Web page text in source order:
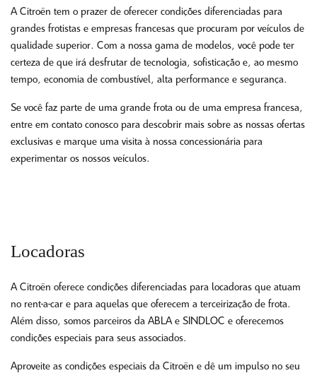
A Citroën tem o prazer de oferecer condições diferenciadas para
grandes frotistas e empresas francesas que procuram por veículos de
qualidade superior. Com a nossa gama de modelos, você pode ter
certeza de que irá desfrutar de tecnologia, sofisticação e, ao mesmo
tempo, economia de combustível, alta performance e segurança.
Se você faz parte de uma grande frota ou de uma empresa francesa,
entre em contato conosco para descobrir mais sobre as nossas ofertas
exclusivas e marque uma visita à nossa concessionária para
experimentar os nossos veículos.
Locadoras
A Citroën oferece condições diferenciadas para locadoras que atuam
no rent-a-car e para aquelas que oferecem a terceirização de frota.
Além disso, somos parceiros da ABLA e SINDLOC e oferecemos
condições especiais para seus associados.
Aproveite as condições especiais da Citroën e dê um impulso no seu